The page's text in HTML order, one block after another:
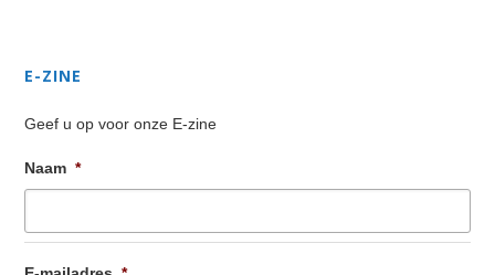
E-ZINE
Geef u op voor onze E-zine
Naam *